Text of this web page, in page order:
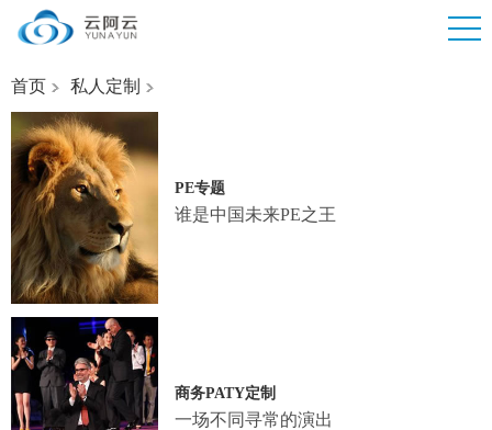
首页 私人定制
PE专题
谁是中国未来PE之王
商务PATY定制
一场不同寻常的演出